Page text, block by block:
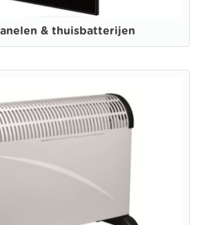
& thuisbatterijen